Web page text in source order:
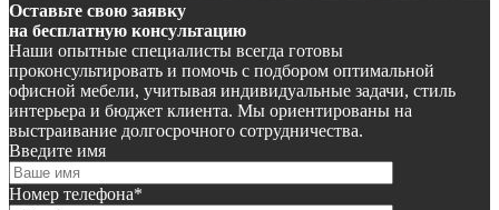
Оставьте свою заявку
на бесплатную консультацию
Наши опытные специалисты всегда готовы
проконсультировать и помочь с подбором оптимальной
офисной мебели, учитывая индивидуальные задачи, стиль
интерьера и бюджет клиента. Мы ориентированы на
выстраивание долгосрочного сотрудничества.
Введите имя
Номер телефона*